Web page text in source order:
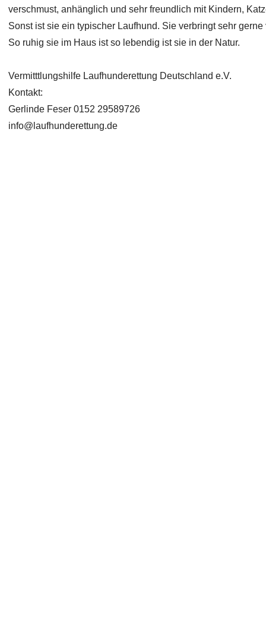
verschmust, anhänglich und sehr freundlich mit Kindern,
Sonst ist sie ein typischer Laufhund. Sie verbringt sehr
So ruhig sie im Haus ist so lebendig ist sie in der Natur.
Vermitttlungshilfe Laufhunderettung Deutschland e.V.
Kontakt:
Gerlinde Feser 0152 29589726
info@laufhunderettung.de